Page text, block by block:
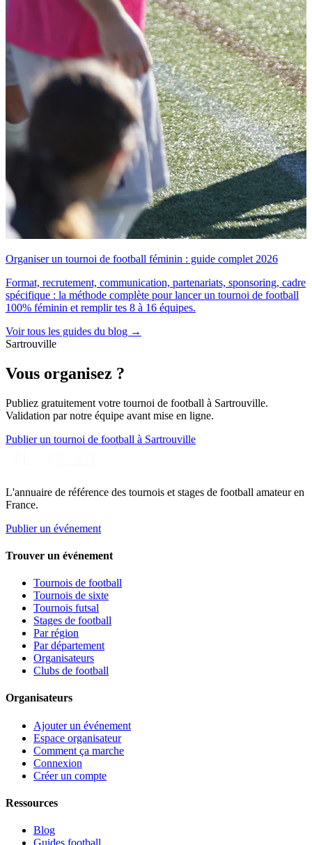
Organiser un tournoi de football féminin : guide complet 2026
Format, recrutement, communication, partenariats, sponsoring, cadre
spécifique : la méthode complète pour lancer un tournoi de football
100% féminin et remplir tes 8 à 16 équipes.
Voir tous les guides du blog →
Sartrouville
Vous organisez ?
Publiez gratuitement votre tournoi de football à Sartrouville.
Validation par notre équipe avant mise en ligne.
Publier un tournoi de football à Sartrouville
L'annuaire de référence des tournois et stages de football amateur en
France.
Publier un événement
Trouver un événement
Tournois de football
Tournois de sixte
Tournois futsal
Stages de football
Par région
Par département
Organisateurs
Clubs de football
Organisateurs
Ajouter un événement
Espace organisateur
Comment ça marche
Connexion
Créer un compte
Ressources
Blog